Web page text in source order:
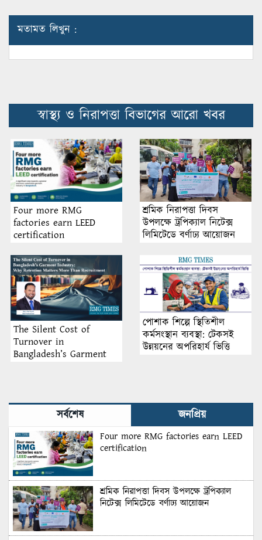
মতামত লিখুন :
স্বাস্থ্য ও নিরাপত্তা বিভাগের আরো খবর
Four more RMG
factories earn LEED
certification
শ্রমিক নিরাপত্তা দিবস
উপলক্ষে ট্রপিক্যাল নিটেক্স
লিমিটেডে বর্ণাঢ্য আয়োজন
The Silent Cost of
Turnover in
Bangladesh’s Garment
পোশাক শিল্পে স্থিতিশীল
কর্মসংস্থান ব্যবস্থা: টেকসই
উন্নয়নের অপরিহার্য ভিত্তি
সর্বশেষ জনপ্রিয়
Four more RMG factories earn LEED
certification
শ্রমিক নিরাপত্তা দিবস উপলক্ষে ট্রপিক্যাল
নিটেক্স লিমিটেডে বর্ণাঢ্য আয়োজন